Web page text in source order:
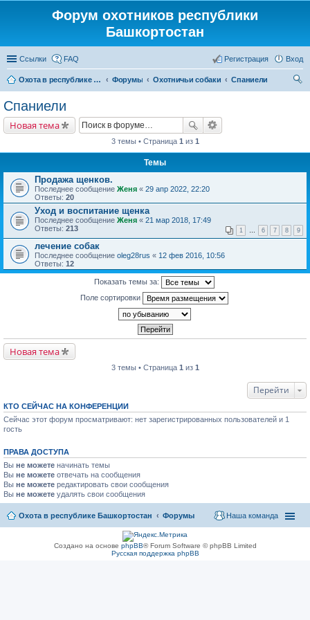
Форум охотников республики
Башкортостан
Ссылки FAQ Вход
Регистрация
Охота в республике Башкортостан Форумы Охотничьи собаки
Спаниели
Спаниели
Новая тема
3 темы • Страница 1 из 1
Темы
Продажа щенков.
Последнее сообщение Женя « 29 апр 2022, 22:20
Ответы: 20
Уход и воспитание щенка
Последнее сообщение Женя « 21 мар 2018, 17:49
Ответы: 213 1 … 6 7 8 9
лечение собак
Последнее сообщение oleg28rus « 12 фев 2016, 10:56
Ответы: 12
Показать темы за:
Поле сортировки
Новая тема
3 темы • Страница 1 из 1
Перейти
КТО СЕЙЧАС НА КОНФЕРЕНЦИИ
Сейчас этот форум просматривают: нет зарегистрированных пользователей и 1
гость
ПРАВА ДОСТУПА
Вы не можете начинать темы
Вы не можете отвечать на сообщения
Вы не можете редактировать свои сообщения
Вы не можете удалять свои сообщения
Охота в республике Башкортостан Форумы Наша команда
Создано на основе phpBB® Forum Software © phpBB Limited
Русская поддержка phpBB